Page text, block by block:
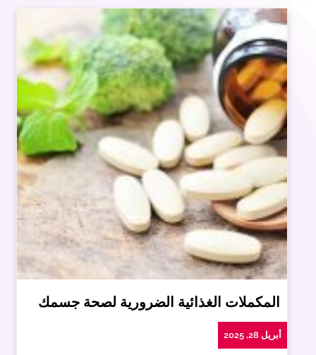
المكملات الغذائية الضرورية لصحة جسمك
أبريل 28, 2025